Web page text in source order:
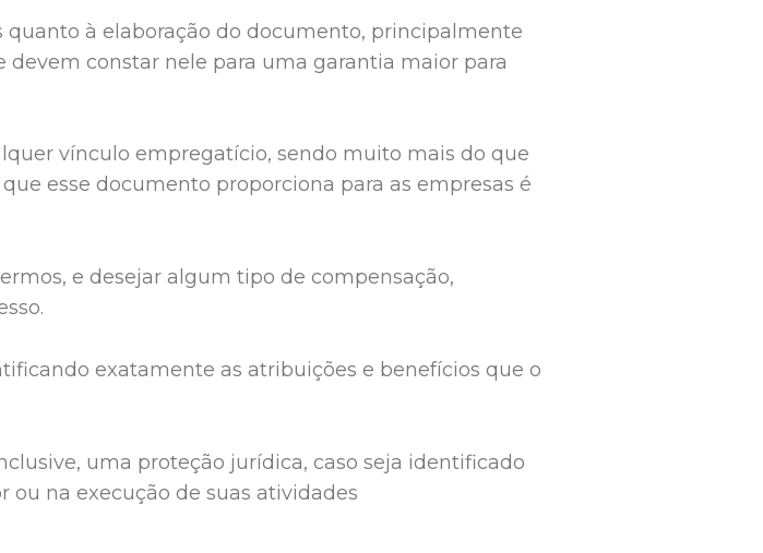
à elaboração do documento, principalmente
constar nele para uma garantia maior para
vínculo empregatício, sendo muito mais do que
esse documento proporciona para as empresas é
e desejar algum tipo de compensação,
exatamente as atribuições e benefícios que o
uma proteção jurídica, caso seja identificado
na execução de suas atividades